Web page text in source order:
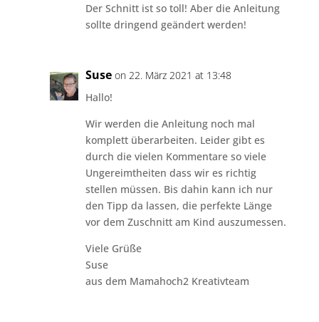
Der Schnitt ist so toll! Aber die Anleitung
sollte dringend geändert werden!
Suse on 22. März 2021 at 13:48
Hallo!
Wir werden die Anleitung noch mal
komplett überarbeiten. Leider gibt es
durch die vielen Kommentare so viele
Ungereimtheiten dass wir es richtig
stellen müssen. Bis dahin kann ich nur
den Tipp da lassen, die perfekte Länge
vor dem Zuschnitt am Kind auszumessen.
Viele Grüße
Suse
aus dem Mamahoch2 Kreativteam